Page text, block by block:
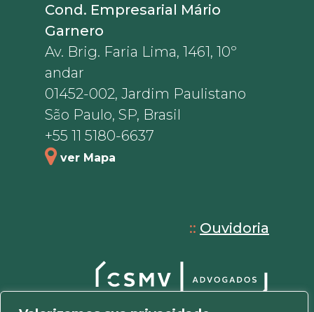
Cond. Empresarial Mário
Garnero
Av. Brig. Faria Lima, 1461, 10º
andar
01452-002, Jardim Paulistano
São Paulo, SP, Brasil
+55 11 5180-6637
ver Mapa
:: Ouvidoria